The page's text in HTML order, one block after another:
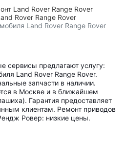
Land Rover Range Rover
Rover Range Rover
Land Rover Range Rover
сервисы предлагают услугу:
Land Rover Range Rover.
запчасти в наличии.
в Москве и в ближайшем
Гарантия предоставляет
клиентам. Ремонт приводов
Ровер: низкие цены.